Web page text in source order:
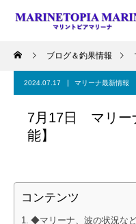
ブログ＆釣果情報
2024.07.17 マリーナ最新情報
7月17日 マリー
能】
コンテンツ
◆マリーナ、波の状況な